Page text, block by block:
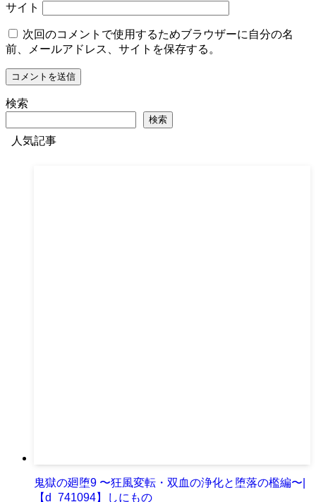
サイト
次回のコメントで使用するためブラウザーに自分の名
前、メールアドレス、サイトを保存する。
検索
検索
人気記事
鬼獄の廻堕9 〜狂風変転・双血の浄化と堕落の檻編〜|
【d_741094】しにもの